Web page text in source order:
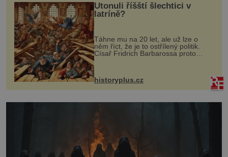
Utonuli říšští šlechtici v
latríně?
Táhne mu na 20 let, ale už lze o
něm říct, že je to ostřílený politik.
Císař Fridrich Barbarossa proto
posílá svého syna a dědice Jindřicha
VI. do Erfurtu, aby se stal
prostředníkem při řešení sporu m...
historyplus.cz